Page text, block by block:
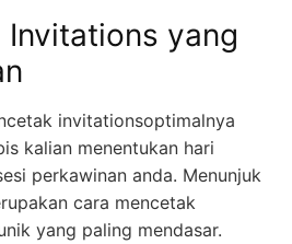
Invitations yang
invitationsoptimalnya
kalian menentukan hari
perkawinan anda. Menunjuk
cara mencetak
yang paling mendasar.